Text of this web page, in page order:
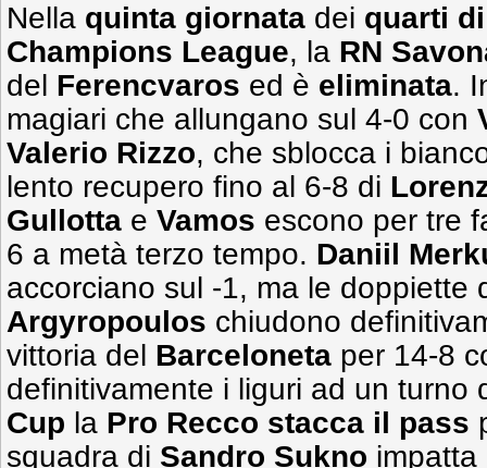
Nella quinta giornata dei quarti
Champions League, la RN
del Ferencvaros ed è eliminata.
magiari che allungano sul 4-0 con
Valerio Rizzo, che sblocca i
lento recupero fino al 6-8 di
Gullotta e Vamos escono per tre
6 a metà terzo tempo. Daniil
accorciano sul -1, ma le doppiette
Argyropoulos chiudono
vittoria del Barceloneta per 14-8
definitivamente i liguri ad un turno
Cup la Pro Recco stacca il pass
squadra di Sandro Sukno